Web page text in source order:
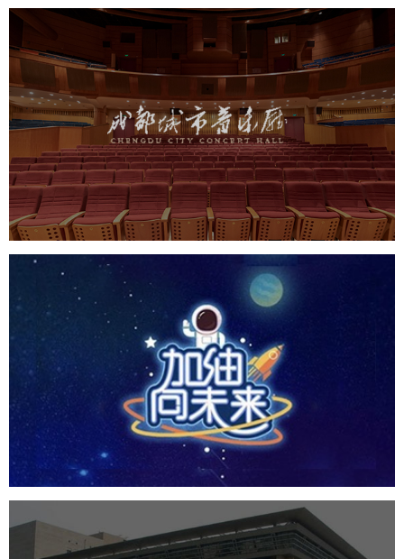
成都城市音乐厅
机构组织 品牌官网 网站建设 小程序 网站设计
CCTV1 加油向未来
培训教育 小程序 定制开发